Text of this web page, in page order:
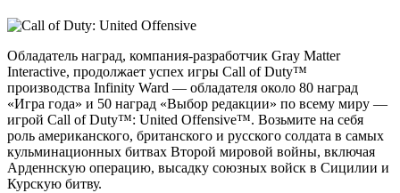
Обладатель наград, компания-разработчик Gray Matter
Interactive, продолжает успех игры Call of Duty™
производства Infinity Ward — обладателя около 80 наград
«Игра года» и 50 наград «Выбор редакции» по всему миру —
игрой Call of Duty™: United Offensive™. Возьмите на себя
роль американского, британского и русского солдата в самых
кульминационных битвах Второй мировой войны, включая
Арденнскую операцию, высадку союзных войск в Сицилии и
Курскую битву.